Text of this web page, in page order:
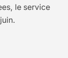
le service